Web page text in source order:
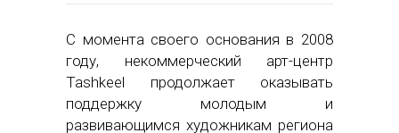
С момента своего основания в 2008
году, некоммерческий арт-центр
Tashkeel продолжает оказывать
поддержку молодым и
развивающимся художникам региона